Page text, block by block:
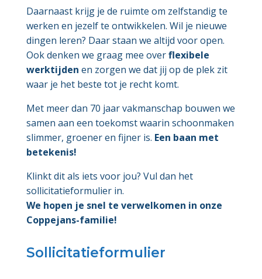
Daarnaast krijg je de ruimte om zelfstandig te
werken en jezelf te ontwikkelen. Wil je nieuwe
dingen leren? Daar staan we altijd voor open.
Ook denken we graag mee overflexibele
werktijden en zorgen we dat jij op de plek zit
waar je het beste tot je recht komt.
Met meer dan 70 jaar vakmanschap bouwen we
samen aan een toekomst waarin schoonmaken
slimmer, groener en fijner is. Een baan met
betekenis!
Klinkt dit als iets voor jou? Vul dan het
sollicitatieformulier in.
We hopen je snel te verwelkomen in onze
Coppejans-familie!
Sollicitatieformulier